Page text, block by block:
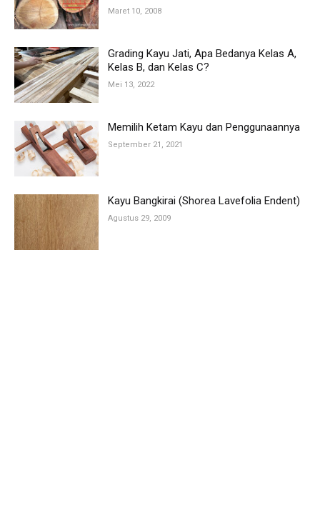
Maret 10, 2008
Grading Kayu Jati, Apa Bedanya Kelas A,
Kelas B, dan Kelas C?
Mei 13, 2022
Memilih Ketam Kayu dan Penggunaannya
September 21, 2021
Kayu Bangkirai (Shorea Lavefolia Endent)
Agustus 29, 2009